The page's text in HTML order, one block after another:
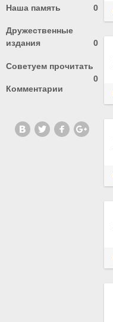
Наша память 0
Дружественные
издания
0
Советуем прочитать
0
Комментарии